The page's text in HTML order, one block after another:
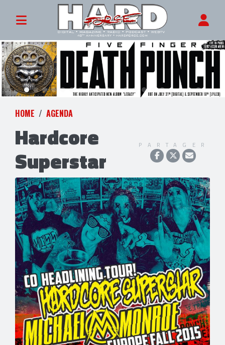
HOME AGENDA
Hardcore
Superstar
PARTAGER